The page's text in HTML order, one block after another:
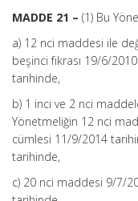
MADDE 21 – (1) Bu
a) 12 nci maddesi ile
beşinci fıkrası 19/6/
tarihinde,
b) 1 inci ve 2 nci
Yönetmeliğin 12 nci
cümlesi 11/9/2014
tarihinde,
c) 20 nci maddesi 9/7/